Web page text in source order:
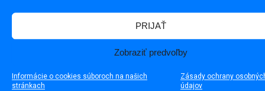
PRIJAŤ
Zobraziť predvoľby
Informácie o cookies súboroch na našich
stránkach
Zásady ochrany
údajov